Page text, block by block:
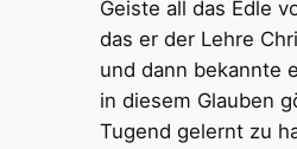
Geiste all das Edle
das er der Lehre
und dann bekannte
in diesem Glauben
Tugend gelernt zu